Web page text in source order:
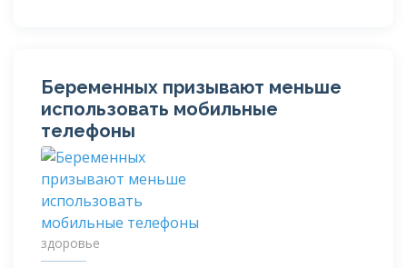
Беременных призывают меньше
использовать мобильные
телефоны
здоровье